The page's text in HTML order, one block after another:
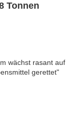
Tonnen